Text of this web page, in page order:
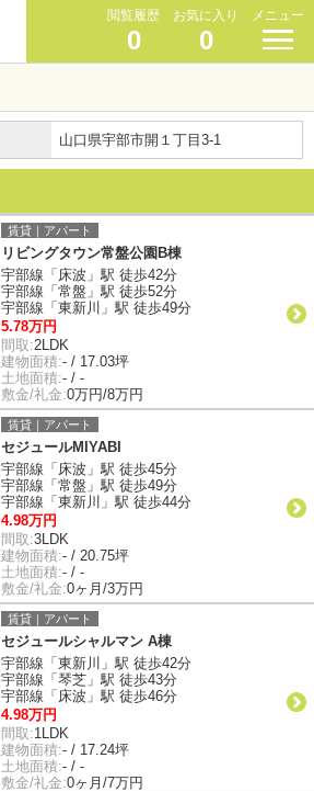
閲覧履歴
0
お気に入り
0
メニュー
山口県宇部市開１丁目3-1
賃貸｜アパート
リビングタウン常盤公園B棟
宇部線「床波」駅 徒歩42分
宇部線「常盤」駅 徒歩52分
宇部線「東新川」駅 徒歩49分
5.78万円
間取:2LDK
建物面積:- / 17.03坪
土地面積:- / -
敷金/礼金:0万円/8万円
賃貸｜アパート
セジュールMIYABI
宇部線「床波」駅 徒歩45分
宇部線「常盤」駅 徒歩49分
宇部線「東新川」駅 徒歩44分
4.98万円
間取:3LDK
建物面積:- / 20.75坪
土地面積:- / -
敷金/礼金:0ヶ月/3万円
賃貸｜アパート
セジュールシャルマン A棟
宇部線「東新川」駅 徒歩42分
宇部線「琴芝」駅 徒歩43分
宇部線「床波」駅 徒歩46分
4.98万円
間取:1LDK
建物面積:- / 17.24坪
土地面積:- / -
敷金/礼金:0ヶ月/7万円